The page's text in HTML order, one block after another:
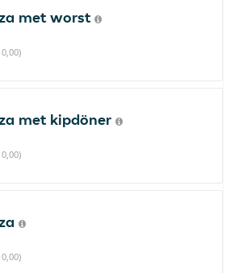
met worst
met kipdöner